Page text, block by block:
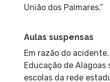
União dos Palmares.”
Aulas suspensas
Em razão do
Educação de Alagoas
escolas da rede